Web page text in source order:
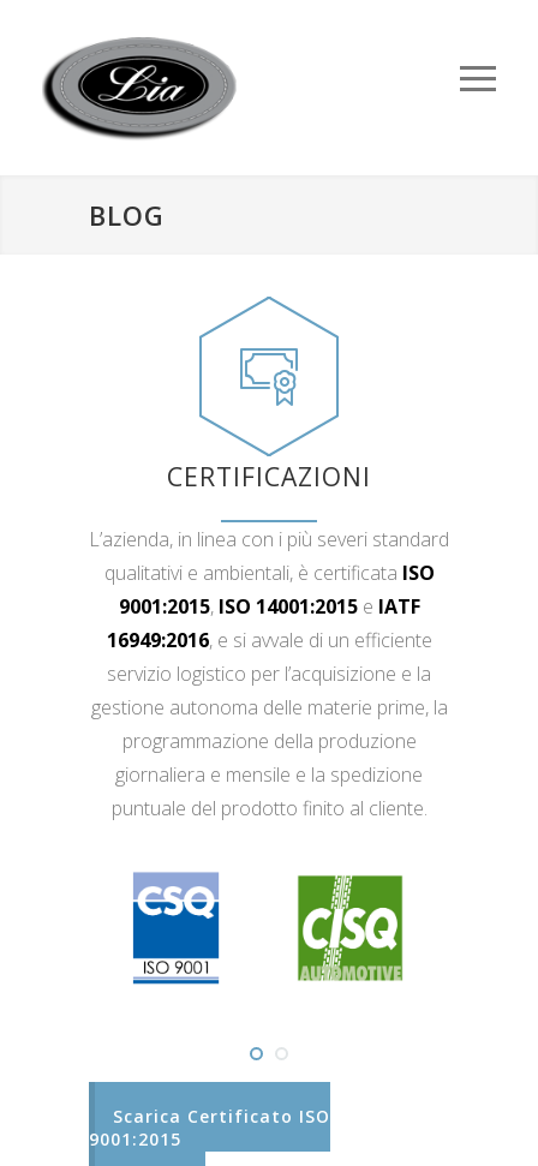
BLOG
CERTIFICAZIONI
L’azienda, in linea con i più severi standard
qualitativi e ambientali, è certificata ISO
9001:2015, ISO 14001:2015e IATF
16949:2016, e si avvale di un efficiente
servizio logistico per l’acquisizione e la
gestione autonoma delle materie prime, la
programmazione della produzione
giornaliera e mensile e la spedizione
puntuale del prodotto finito al cliente.
Scarica Certificato ISO
9001:2015